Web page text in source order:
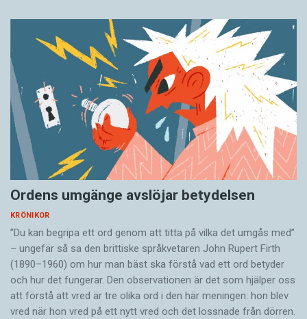
Ordens umgänge avslöjar betydelsen
KRÖNIKOR
”Du kan begripa ett ord genom att titta på vilka det umgås med”
– ungefär så sa den brittiske språkvetaren John Rupert Firth
(1890–1960) om hur man bäst ska förstå vad ett ord betyder
och hur det fungerar. Den ­observationen är det som hjälper oss
att förstå att vred är tre olika ord i den här meningen: hon blev
vred när hon vred på ett nytt vred och det lossnade från dörren.